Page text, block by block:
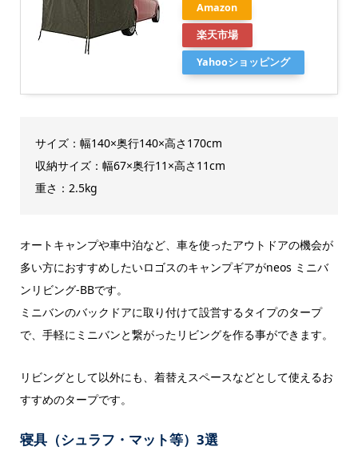
Amazon
楽天市場
Yahooショッピング
サイズ：幅140×奥行140×高さ170cm
収納サイズ：幅67×奥行11×高さ11cm
重さ：2.5kg
オートキャンプや車中泊など、車を使ったアウトドアの機会が
多い方におすすめしたいロゴスのキャンプギアがneos ミニバ
ンリビング-BBです。
ミニバンのバックドアに取り付けて設営するタイプのタープ
で、手軽にミニバンと繋がったリビングを作る事ができます。
リビングとして以外にも、着替えスペースなどとして使えるお
すすめのタープです。
寝具（シュラフ・マット等）3選